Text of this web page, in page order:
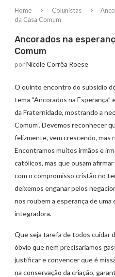
Home Colunistas
da Casa Comum
Ancorados na
Comum
porNicole Corrêa Roese
O quinto encontro do subsídio
tema “Ancorados na Esperança”
da Fraternidade, mostrando a
Comum”. Devemos reconhecer
felizmente, vem crescendo, mas
Encontramos muitos irmãos e
católicos, mas que ousam
com o compromisso cristão no
deixemos enganar pelos
nos roubem a esperança de uma
integradora.
Que seja tarefa de todos cuidar
óbvio que nem precisaríamos
justificar e convencer que é
na conservação da criação,